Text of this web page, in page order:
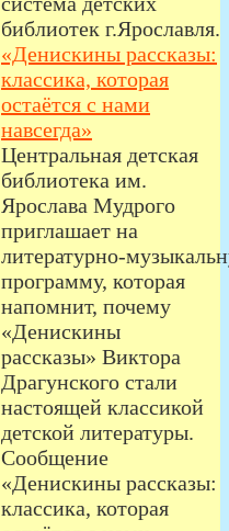
библиотек г.Ярославля.
«Денискины рассказы:
классика, которая
остаётся с нами
навсегда»
Центральная детская
библиотека им.
Ярослава Мудрого
приглашает на
программу, которая
напомнит, почему
«Денискины
рассказы» Виктора
Драгунского стали
настоящей классикой
детской литературы.
Сообщение
«Денискины рассказы:
классика, которая